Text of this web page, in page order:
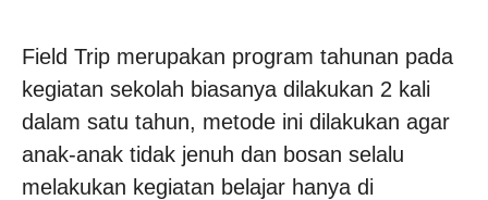
Field Trip merupakan program tahunan pada
kegiatan sekolah biasanya dilakukan 2 kali
dalam satu tahun, metode ini dilakukan agar
anak-anak tidak jenuh dan bosan selalu
melakukan kegiatan belajar hanya di